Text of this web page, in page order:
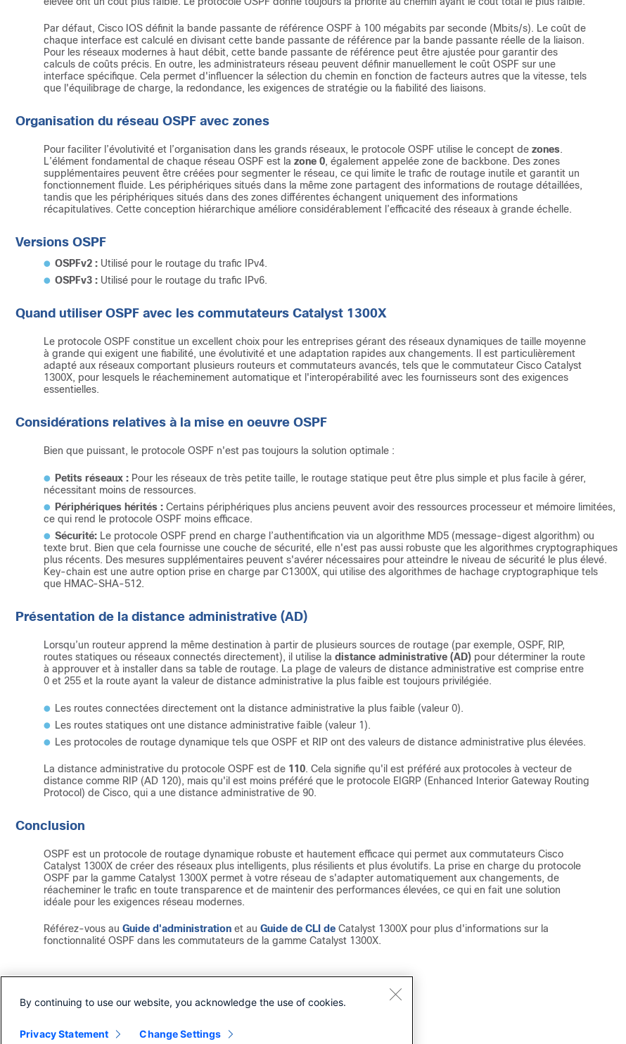
Par défaut, Cisco IOS définit la bande passante de référence OSPF à 100 mégabits par seconde (Mbits/s). Le coût de
chaque interface est calculé en divisant cette bande passante de référence par la bande passante réelle de la liaison.
Pour les réseaux modernes à haut débit, cette bande passante de référence peut être ajustée pour garantir des
calculs de coûts précis. En outre, les administrateurs réseau peuvent définir manuellement le coût OSPF sur une
interface spécifique. Cela permet d'influencer la sélection du chemin en fonction de facteurs autres que la vitesse, tels
que l'équilibrage de charge, la redondance, les exigences de stratégie ou la fiabilité des liaisons.
Organisation du réseau OSPF avec zones
Pour faciliter l’évolutivité et l’organisation dans les grands réseaux, le protocole OSPF utilise le concept de zones.
L’élément fondamental de chaque réseau OSPF est la zone 0, également appelée zone de backbone. Des zones
supplémentaires peuvent être créées pour segmenter le réseau, ce qui limite le trafic de routage inutile et garantit un
fonctionnement fluide. Les périphériques situés dans la même zone partagent des informations de routage détaillées,
tandis que les périphériques situés dans des zones différentes échangent uniquement des informations
récapitulatives. Cette conception hiérarchique améliore considérablement l’efficacité des réseaux à grande échelle.
Versions OSPF
OSPFv2 : Utilisé pour le routage du trafic IPv4.
OSPFv3 : Utilisé pour le routage du trafic IPv6.
Quand utiliser OSPF avec les commutateurs Catalyst 1300X
Le protocole OSPF constitue un excellent choix pour les entreprises gérant des réseaux dynamiques de taille moyenne
à grande qui exigent une fiabilité, une évolutivité et une adaptation rapides aux changements. Il est particulièrement
adapté aux réseaux comportant plusieurs routeurs et commutateurs avancés, tels que le commutateur Cisco Catalyst
1300X, pour lesquels le réacheminement automatique et l'interopérabilité avec les fournisseurs sont des exigences
essentielles.
Considérations relatives à la mise en oeuvre OSPF
Bien que puissant, le protocole OSPF n'est pas toujours la solution optimale :
Petits réseaux : Pour les réseaux de très petite taille, le routage statique peut être plus simple et plus facile à gérer,
nécessitant moins de ressources.
Périphériques hérités : Certains périphériques plus anciens peuvent avoir des ressources processeur et mémoire limitées,
ce qui rend le protocole OSPF moins efficace.
Sécurité: Le protocole OSPF prend en charge l’authentification via un algorithme MD5 (message-digest algorithm) ou
texte brut. Bien que cela fournisse une couche de sécurité, elle n'est pas aussi robuste que les algorithmes cryptographiques
plus récents. Des mesures supplémentaires peuvent s'avérer nécessaires pour atteindre le niveau de sécurité le plus élevé.
Key-chain est une autre option prise en charge par C1300X, qui utilise des algorithmes de hachage cryptographique tels
que HMAC-SHA-512.
Présentation de la distance administrative (AD)
Lorsqu’un routeur apprend la même destination à partir de plusieurs sources de routage (par exemple, OSPF, RIP,
routes statiques ou réseaux connectés directement), il utilise la distance administrative (AD) pour déterminer la route
à approuver et à installer dans sa table de routage. La plage de valeurs de distance administrative est comprise entre
0 et 255 et la route ayant la valeur de distance administrative la plus faible est toujours privilégiée.
Les routes connectées directement ont la distance administrative la plus faible (valeur 0).
Les routes statiques ont une distance administrative faible (valeur 1).
Les protocoles de routage dynamique tels que OSPF et RIP ont des valeurs de distance administrative plus élevées.
La distance administrative du protocole OSPF est de 110. Cela signifie qu'il est préféré aux protocoles à vecteur de
distance comme RIP (AD 120), mais qu'il est moins préféré que le protocole EIGRP (Enhanced Interior Gateway Routing
Protocol) de Cisco, qui a une distance administrative de 90.
Conclusion
OSPF est un protocole de routage dynamique robuste et hautement efficace qui permet aux commutateurs Cisco
Catalyst 1300X de créer des réseaux plus intelligents, plus résilients et plus évolutifs. La prise en charge du protocole
OSPF par la gamme Catalyst 1300X permet à votre réseau de s'adapter automatiquement aux changements, de
réacheminer le trafic en toute transparence et de maintenir des performances élevées, ce qui en fait une solution
idéale pour les exigences réseau modernes.
Référez-vous au Guide d'administration et au Guide de CLI de Catalyst 1300X pour plus d'informations sur la
fonctionnalité OSPF dans les commutateurs de la gamme Catalyst 1300X.
Révision Date de publication Commentaires
1.0 26-Oct-2025 Première publication
By continuing to use our website, you acknowledge the use of cookies.
Privacy Statement Change Settings